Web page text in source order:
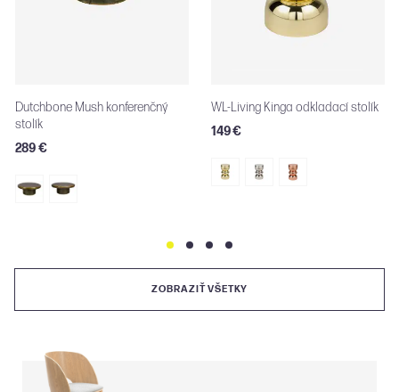
WL-Living Kinga odkladací stolík
149 €
WL-Living Herbe elegantná
vitrína
ZOBRAZIŤ VŠETKY